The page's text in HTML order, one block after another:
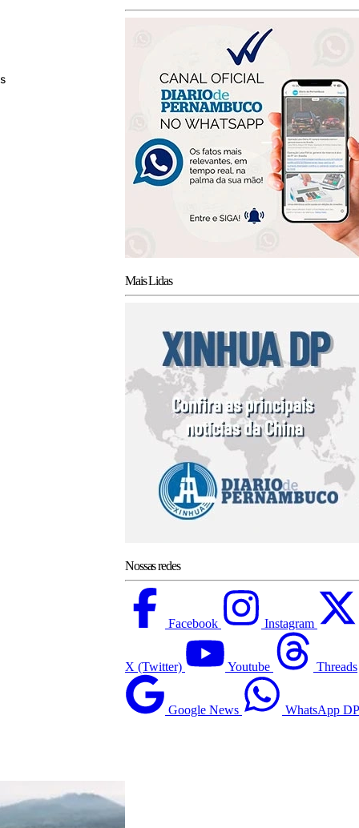
Mais Lidas
Nossas redes
Facebook Instagram
X (Twitter) Youtube Threads
Google News WhatsApp DP